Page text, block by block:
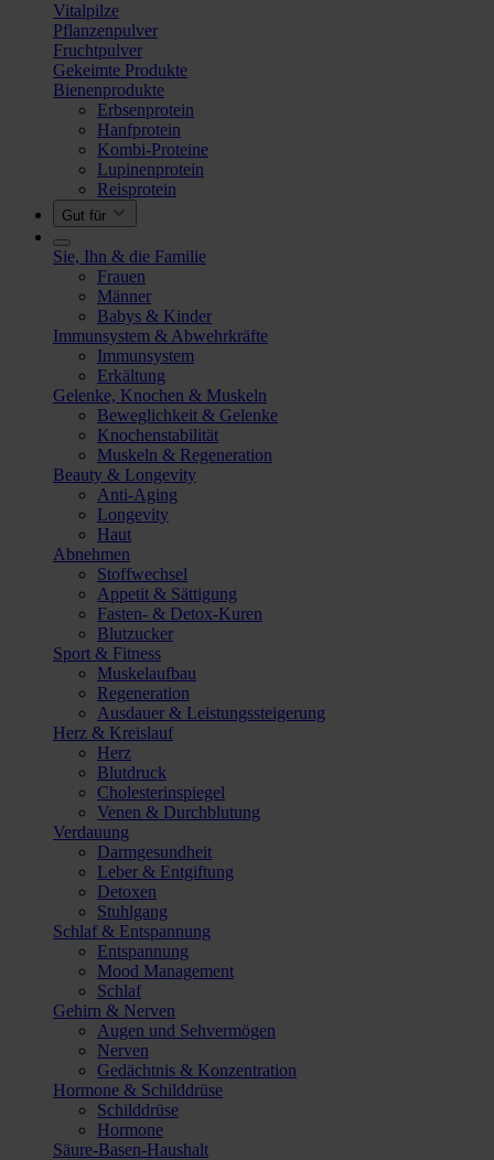
Vitalpilze
Pflanzenpulver
Fruchtpulver
Gekeimte Produkte
Bienenprodukte
Erbsenprotein
Hanfprotein
Kombi-Proteine
Lupinenprotein
Reisprotein
Gut für
Sie, Ihn & die Familie
Frauen
Männer
Babys & Kinder
Immunsystem & Abwehrkräfte
Immunsystem
Erkältung
Gelenke, Knochen & Muskeln
Beweglichkeit & Gelenke
Knochenstabilität
Muskeln & Regeneration
Beauty & Longevity
Anti-Aging
Longevity
Haut
Abnehmen
Stoffwechsel
Appetit & Sättigung
Fasten- & Detox-Kuren
Blutzucker
Sport & Fitness
Muskelaufbau
Regeneration
Ausdauer & Leistungssteigerung
Herz & Kreislauf
Herz
Blutdruck
Cholesterinspiegel
Venen & Durchblutung
Verdauung
Darmgesundheit
Leber & Entgiftung
Detoxen
Stuhlgang
Schlaf & Entspannung
Entspannung
Mood Management
Schlaf
Gehirn & Nerven
Augen und Sehvermögen
Nerven
Gedächtnis & Konzentration
Hormone & Schilddrüse
Schilddrüse
Hormone
Säure-Basen-Haushalt